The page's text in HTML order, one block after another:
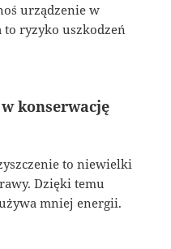
urządzenie w
ryzyko uszkodzeń
konserwację
to niewielki
Dzięki temu
mniej energii.